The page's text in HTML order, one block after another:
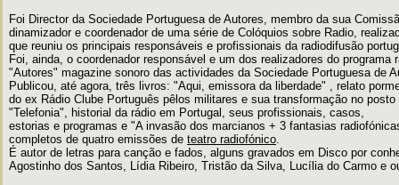
Foi Director da Sociedade Portuguesa de Autores, membro da sua
dinamizador e coordenador de uma série de Colóquios sobre Radio,
que reuniu os principais responsáveis e profissionais da radiodifusão
Foi, ainda, o coordenador responsável e um dos realizadores do programa
"Autores" magazine sonoro das actividades da Sociedade Portuguesa de
Publicou, até agora, três livros: "Aqui, emissora da liberdade" , relato
do ex Rádio Clube Português pêlos militares e sua transformação no
"Telefonia", historial da rádio em Portugal, seus profissionais, casos,
estorias e programas e "A invasão dos marcianos + 3 fantasias
completos de quatro emissões de teatro radiofónico.
É autor de letras para canção e fados, alguns gravados em Disco por
Agostinho dos Santos, Lídia Ribeiro, Tristão da Silva, Lucília do Carmo e